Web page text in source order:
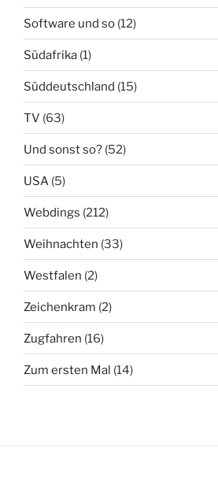
Software und so (12)
Südafrika (1)
Süddeutschland (15)
TV (63)
Und sonst so? (52)
USA (5)
Webdings (212)
Weihnachten (33)
Westfalen (2)
Zeichenkram (2)
Zugfahren (16)
Zum ersten Mal (14)